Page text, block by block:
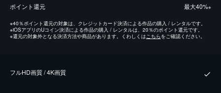
ポイント還元 最⼤40%※
※40％ポイント還元の対象は、クレジットカード決済による作品の購入 / レンタルです。
※iOSアプリのUコイン決済による作品の購入 / レンタルは、20％のポイント還元です。
※還元の対象外となる決済方法や商品があります。くわしくはこちらをご確認ください。
フルHD画質 / 4K画質